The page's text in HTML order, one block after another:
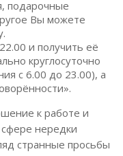
подарочные
Вы можете
и получить её
круглосуточно
с 6.00 до 23.00), а
к работе и
нередки
странные просьбы